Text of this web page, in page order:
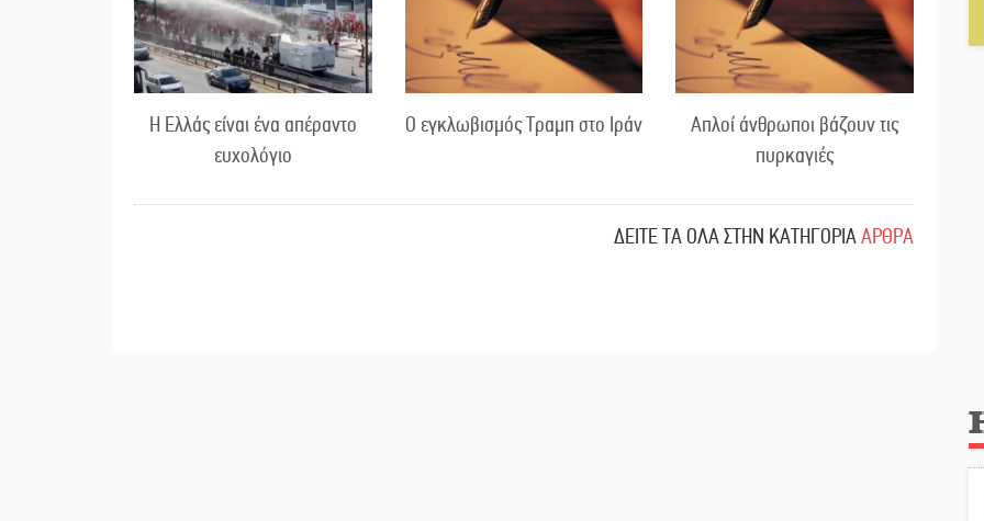
Η Ελλάς είναι ένα απέραντο
ευχολόγιο
Ο εγκλωβισμός Τραμπ στο Ιράν
Απλοί άνθρωποι βάζουν τις
πυρκαγιές
ΔΕΙΤΕ ΤΑ ΟΛΑ ΣΤΗΝ ΚΑΤΗΓΟΡΙΑΑΡΘΡΑ